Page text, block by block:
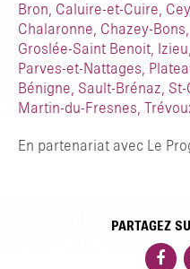
Bron, Caluire-et-Cuire,
Chalaronne, Chazey-
Groslée-Saint Benoit,
Parves-et-Nattages,
Bénigne, Sault-Brénaz,
Martin-du-Fresnes,
En partenariat avec Le
PARTAGEZ